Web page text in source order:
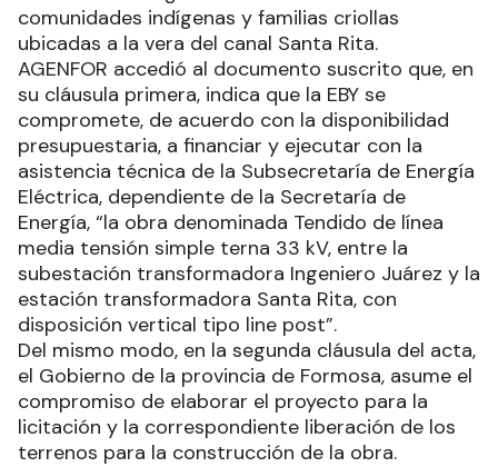
comunidades indígenas y familias criollas
ubicadas a la vera del canal Santa Rita.
AGENFOR accedió al documento suscrito que, en
su cláusula primera, indica que la EBY se
compromete, de acuerdo con la disponibilidad
presupuestaria, a financiar y ejecutar con la
asistencia técnica de la Subsecretaría de Energía
Eléctrica, dependiente de la Secretaría de
Energía, “la obra denominada Tendido de línea
media tensión simple terna 33 kV, entre la
subestación transformadora Ingeniero Juárez y la
estación transformadora Santa Rita, con
disposición vertical tipo line post”.
Del mismo modo, en la segunda cláusula del acta,
el Gobierno de la provincia de Formosa, asume el
compromiso de elaborar el proyecto para la
licitación y la correspondiente liberación de los
terrenos para la construcción de la obra.